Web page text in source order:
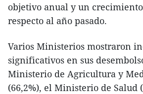
objetivo anual y un
respecto al año pasado.
Varios Ministerios mostraron
significativos en sus
Ministerio de Agricultura y
(66,2%), el Ministerio de Salud